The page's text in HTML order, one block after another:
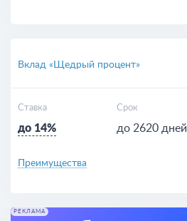
Вклад «Щедрый процент»
Ставка
до 14%
Срок
до 2620 дней
Преимущества
РЕКЛАМА